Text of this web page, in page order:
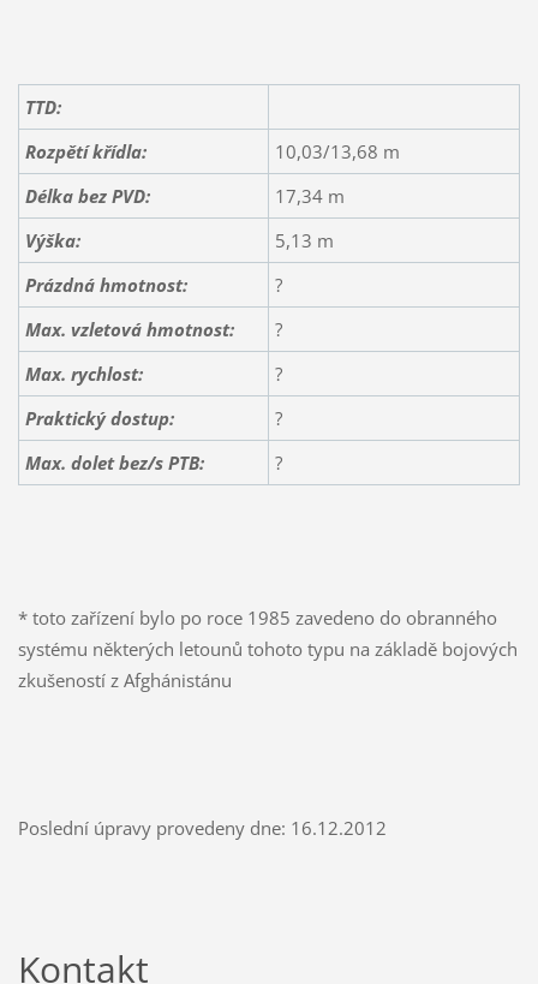
TTD:
Rozpětí křídla:
10,03/13,68 m
Délka bez PVD:
17,34 m
Výška:
5,13 m
Prázdná hmotnost:
?
Max. vzletová hmotnost:
?
Max. rychlost:
?
Praktický dostup:
?
Max. dolet bez/s PTB:
?
* toto zařízení bylo po roce 1985 zavedeno do obranného
systému některých letounů tohoto typu na základě bojových
zkušeností z Afghánistánu
Poslední úpravy provedeny dne: 16.12.2012
Kontakt